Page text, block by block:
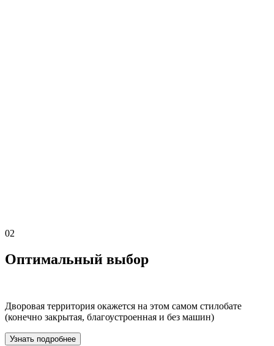
02
Оптимальный выбор
Дворовая территория окажется на этом самом стилобате
(конечно закрытая, благоустроенная и без машин)
Узнать подробнее